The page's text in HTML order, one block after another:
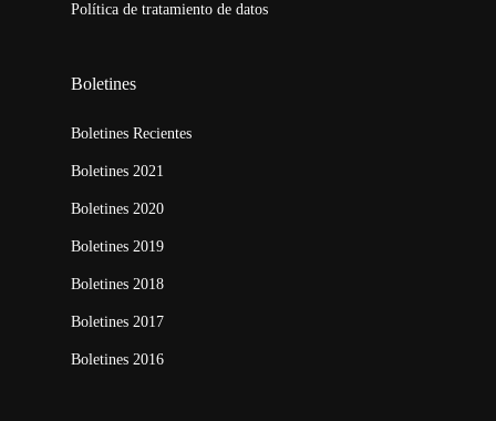
Política de tratamiento de datos
Boletines
Boletines Recientes
Boletines 2021
Boletines 2020
Boletines 2019
Boletines 2018
Boletines 2017
Boletines 2016